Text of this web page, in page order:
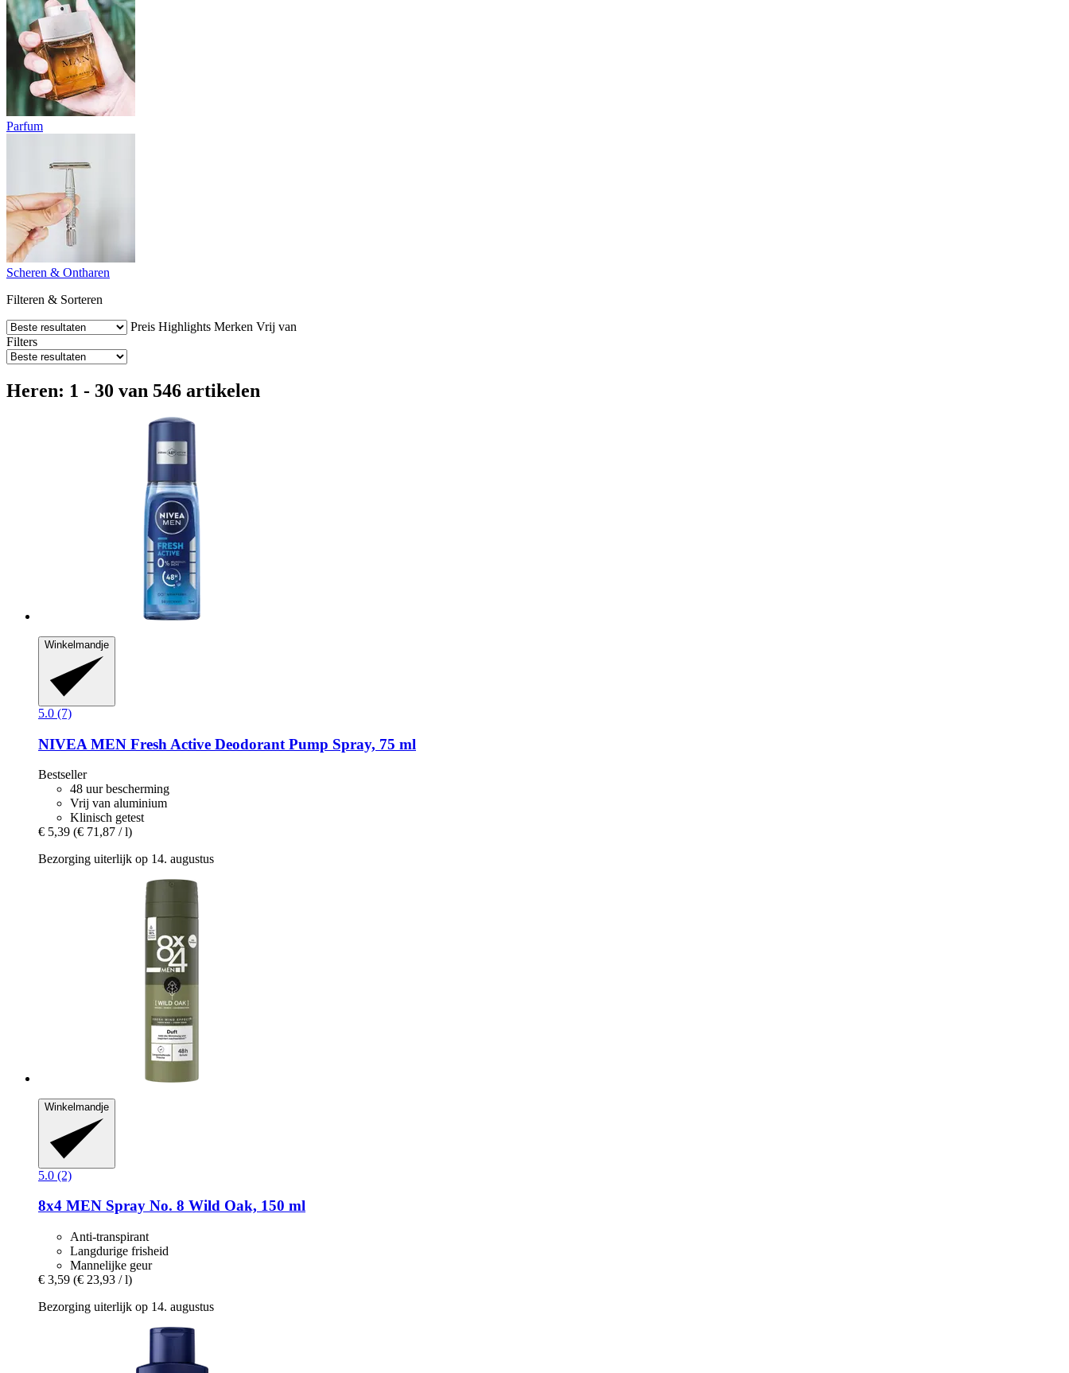
Parfum
Scheren & Ontharen
Filteren & Sorteren
Preis Highlights Merken Vrij van
Filters
Heren: 1 - 30 van 546 artikelen
Winkelmandje
5.0 (7)
NIVEA MEN Fresh Active Deodorant Pump Spray, 75 ml
Bestseller
48 uur bescherming
Vrij van aluminium
Klinisch getest
€ 5,39 (€ 71,87 / l)
Bezorging uiterlijk op 14. augustus
Winkelmandje
5.0 (2)
8x4 MEN Spray No. 8 Wild Oak, 150 ml
Anti-transpirant
Langdurige frisheid
Mannelijke geur
€ 3,59 (€ 23,93 / l)
Bezorging uiterlijk op 14. augustus